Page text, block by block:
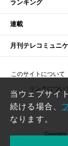
ランキング
連載
月刊テレコミュニ
このサイトについて
リンクについ
Copyright ©
当ウェブサイ
続ける場合、
なります。